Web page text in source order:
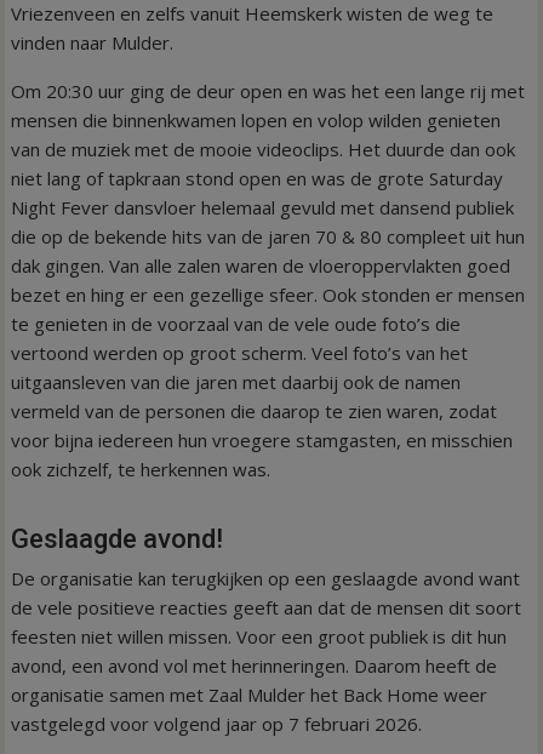
Vriezenveen en zelfs vanuit Heemskerk wisten de weg te
vinden naar Mulder.
Om 20:30 uur ging de deur open en was het een lange rij met
mensen die binnenkwamen lopen en volop wilden genieten
van de muziek met de mooie videoclips. Het duurde dan ook
niet lang of tapkraan stond open en was de grote Saturday
Night Fever dansvloer helemaal gevuld met dansend publiek
die op de bekende hits van de jaren 70 & 80 compleet uit hun
dak gingen. Van alle zalen waren de vloeroppervlakten goed
bezet en hing er een gezellige sfeer. Ook stonden er mensen
te genieten in de voorzaal van de vele oude foto’s die
vertoond werden op groot scherm. Veel foto’s van het
uitgaansleven van die jaren met daarbij ook de namen
vermeld van de personen die daarop te zien waren, zodat
voor bijna iedereen hun vroegere stamgasten, en misschien
ook zichzelf, te herkennen was.
Geslaagde avond!
De organisatie kan terugkijken op een geslaagde avond want
de vele positieve reacties geeft aan dat de mensen dit soort
feesten niet willen missen. Voor een groot publiek is dit hun
avond, een avond vol met herinneringen. Daarom heeft de
organisatie samen met Zaal Mulder het Back Home weer
vastgelegd voor volgend jaar op 7 februari 2026.